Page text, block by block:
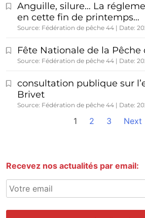
Anguille, silure… La
en cette fin de printemps…
Source: Fédération de pêche 44 Date:
Fête Nationale de la Pêche
Source: Fédération de pêche 44 Date:
consultation publique sur
Brivet
Source: Fédération de pêche 44 Date:
1 2 3 Next
Recevez nos actualités par email: